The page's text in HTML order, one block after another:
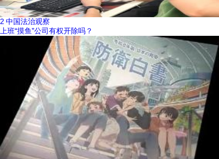
2 中国法治观察
上班“摸鱼”公司有权开除吗？